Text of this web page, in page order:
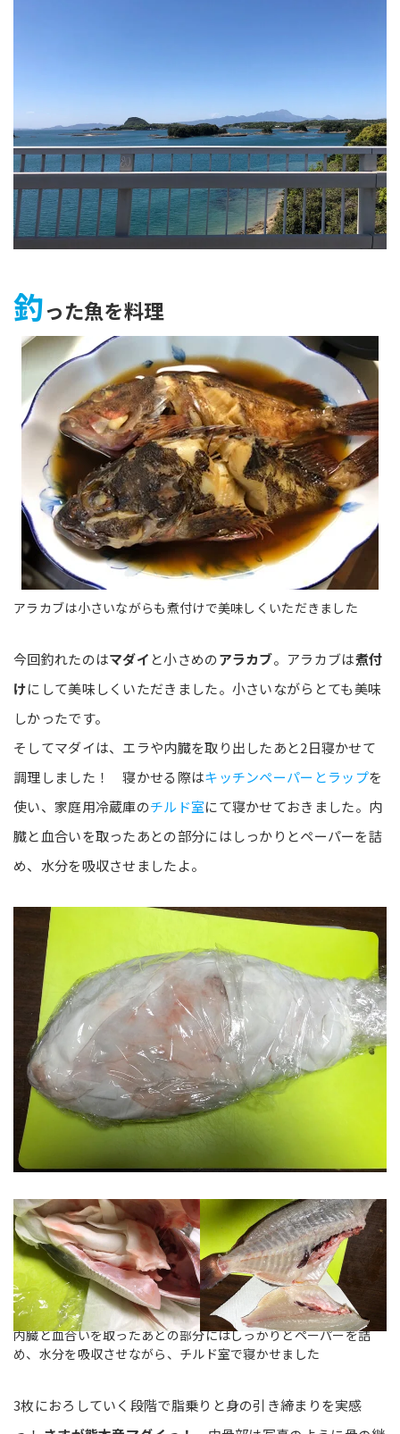
釣った魚を料理
アラカブは小さいながらも煮付けで美味しくいただきました
今回釣れたのはマダイ と小さめのアラカブ。アラカブは煮付
けにして美味しくいただきました。小さいながらとても美味
しかったです。
そしてマダイは、エラや内臓を取り出したあと2日寝かせて
調理しました！ 寝かせる際はキッチンペーパーとラップを
使い、家庭用冷蔵庫のチルド室にて寝かせておきました。内
臓と血合いを取ったあとの部分にはしっかりとペーパーを詰
め、水分を吸収させましたよ。
内臓と血合いを取ったあとの部分にはしっかりとペーパーを詰
め、水分を吸収させながら、チルド室で寝かせました
3枚におろしていく段階で脂乗りと身の引き締まりを実感